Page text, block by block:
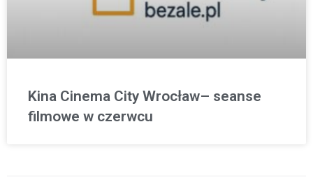
Kina Cinema City Wrocław– seanse
filmowe w czerwcu